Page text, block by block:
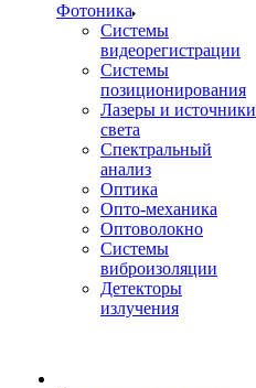
Фотоника
Cистемы
видеорегистрации
Системы
позиционирования
Лазеры и источники
света
Спектральный
анализ
Оптика
Опто-механика
Оптоволокно
Системы
виброизоляции
Детекторы
излучения